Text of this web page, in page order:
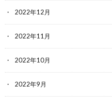
2022年12月
2022年11月
2022年10月
2022年9月